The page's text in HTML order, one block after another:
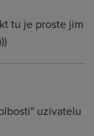
tu je proste jim
uzivatelu